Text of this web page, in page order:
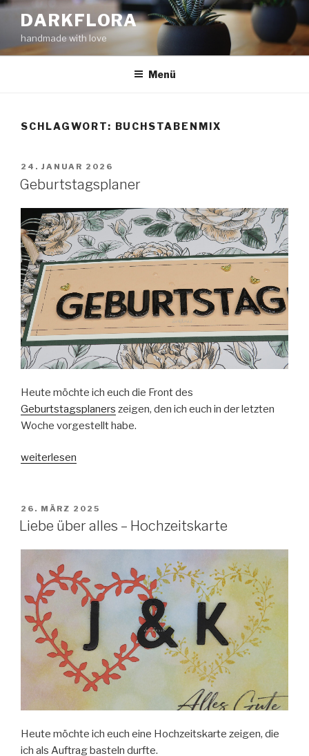
Zum
Inhalt
springen
DARKFLORA
handmade with love
Menü
SCHLAGWORT: BUCHSTABENMIX
VERÖFFENTLICHT
AM
24. JANUAR 2026
Geburtstagsplaner
Heute möchte ich euch die Front des
Geburtstagsplaners zeigen, den ich euch in der letzten
Woche vorgestellt habe.
„Geburtstagsplaner“
weiterlesen
VERÖFFENTLICHT
AM
26. MÄRZ 2025
Liebe über alles – Hochzeitskarte
Heute möchte ich euch eine Hochzeitskarte zeigen, die
ich als Auftrag basteln durfte.